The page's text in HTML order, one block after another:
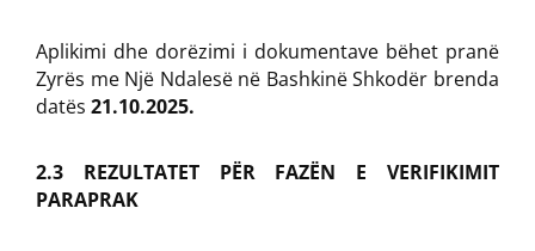
Aplikimi dhe dorëzimi i dokumentave bëhet pranë
Zyrës me Një Ndalesë në Bashkinë Shkodër brenda
datës 21.10.2025.
2.3 REZULTATET PËR FAZËN E VERIFIKIMIT
PARAPRAK